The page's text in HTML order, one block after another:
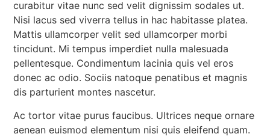
curabitur vitae nunc sed velit dignissim sodales ut.
Nisi lacus sed viverra tellus in hac habitasse platea.
Mattis ullamcorper velit sed ullamcorper morbi
tincidunt. Mi tempus imperdiet nulla malesuada
pellentesque. Condimentum lacinia quis vel eros
donec ac odio. Sociis natoque penatibus et magnis
dis parturient montes nascetur.
Ac tortor vitae purus faucibus. Ultrices neque ornare
aenean euismod elementum nisi quis eleifend quam.